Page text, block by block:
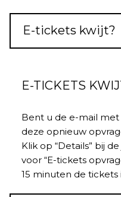
E-tickets kwijt?
E-TICKETS
Bent u de e-mail
deze opnieuw
Klik op “Details” bij
voor “E-tickets
15 minuten de tickets